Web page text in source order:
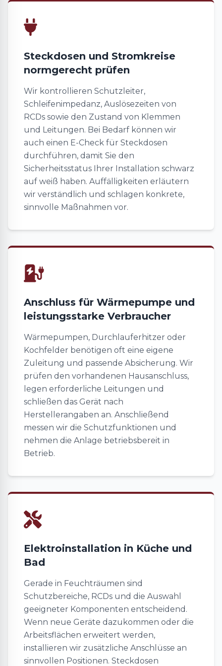
Steckdosen und Stromkreise
normgerecht prüfen
Wir kontrollieren Schutzleiter,
Schleifenimpedanz, Auslösezeiten von
RCDs sowie den Zustand von Klemmen
und Leitungen. Bei Bedarf können wir
auch einen E-Check für Steckdosen
durchführen, damit Sie den
Sicherheitsstatus Ihrer Installation schwarz
auf weiß haben. Auffälligkeiten erläutern
wir verständlich und schlagen konkrete,
sinnvolle Maßnahmen vor.
Anschluss für Wärmepumpe und
leistungsstarke Verbraucher
Wärmepumpen, Durchlauferhitzer oder
Kochfelder benötigen oft eine eigene
Zuleitung und passende Absicherung. Wir
prüfen den vorhandenen Hausanschluss,
legen erforderliche Leitungen und
schließen das Gerät nach
Herstellerangaben an. Anschließend
messen wir die Schutzfunktionen und
nehmen die Anlage betriebsbereit in
Betrieb.
Elektroinstallation in Küche und
Bad
Gerade in Feuchträumen sind
Schutzbereiche, RCDs und die Auswahl
geeigneter Komponenten entscheidend.
Wenn neue Geräte dazukommen oder die
Arbeitsflächen erweitert werden,
installieren wir zusätzliche Anschlüsse an
sinnvollen Positionen. Steckdosen